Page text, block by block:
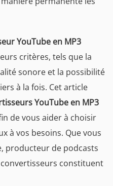
YouTube en MP3
critères, tels que la
sonore et la possibilité
à la fois. Cet article
YouTube en MP3
de vous aider à choisir
à vos besoins. Que vous
producteur de podcasts
constituent